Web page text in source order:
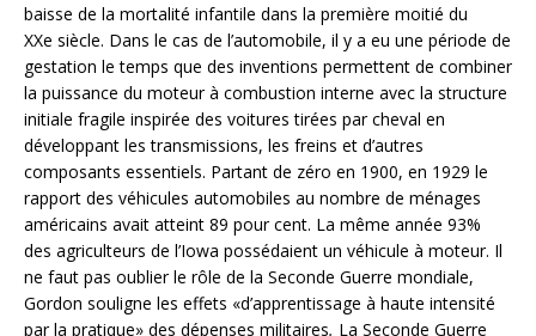
baisse de la mortalité infantile dans la première moitié du
XXe siècle. Dans le cas de l’automobile, il y a eu une période de
gestation le temps que des inventions permettent de combiner
la puissance du moteur à combustion interne avec la structure
initiale fragile inspirée des voitures tirées par cheval en
développant les transmissions, les freins et d’autres
composants essentiels. Partant de zéro en 1900, en 1929 le
rapport des véhicules automobiles au nombre de ménages
américains avait atteint 89 pour cent. La même année 93%
des agriculteurs de l’Iowa possédaient un véhicule à moteur. Il
ne faut pas oublier le rôle de la Seconde Guerre mondiale,
Gordon souligne les effets «d’apprentissage à haute intensité
par la pratique» des dépenses militaires. La Seconde Guerre